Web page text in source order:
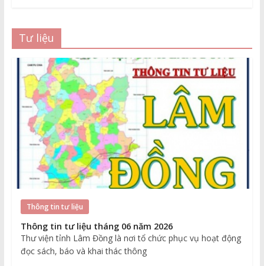
Tư liệu
Thông tin tư liệu
Thông tin tư liệu tháng 06 năm 2026
Thư viện tỉnh Lâm Đồng là nơi tổ chức phục vụ hoạt động
đọc sách, báo và khai thác thông